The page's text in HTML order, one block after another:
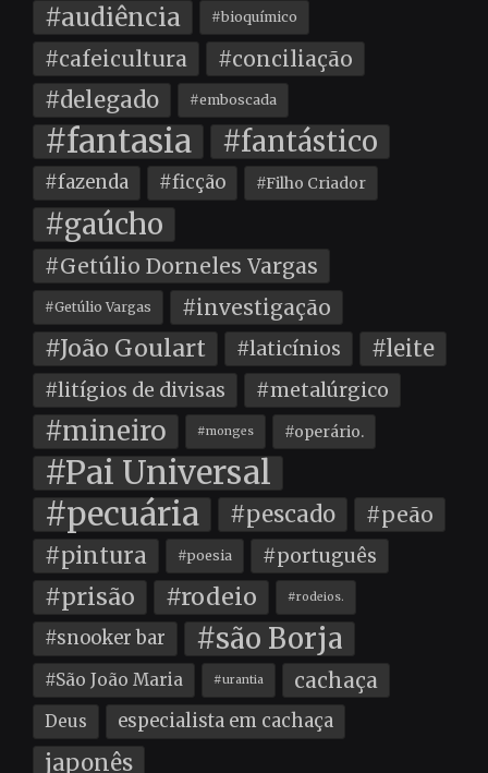
#audiência #bioquímico
#cafeicultura #conciliação
#delegado #emboscada
#fantasia #fantástico
#fazenda #ficção #Filho Criador
#gaúcho
#Getúlio Dorneles Vargas
#Getúlio Vargas #investigação
#João Goulart #laticínios #leite
#litígios de divisas #metalúrgico
#mineiro #monges #operário.
#Pai Universal
#pecuária
#pescado #peão
#pintura #poesia #português
#prisão #rodeio #rodeios.
#snooker bar #são Borja
#São João Maria #urantia cachaça
Deus especialista em cachaça
japonês